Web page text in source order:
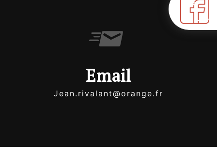
Email
jean.rivalant@orange.fr